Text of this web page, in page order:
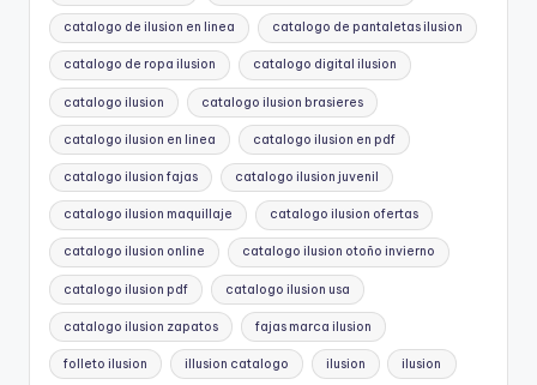
catalogo de ilusion en linea catalogo de pantaletas ilusion
catalogo de ropa ilusion catalogo digital ilusion
catalogo ilusion catalogo ilusion brasieres
catalogo ilusion en linea catalogo ilusion en pdf
catalogo ilusion fajas catalogo ilusion juvenil
catalogo ilusion maquillaje catalogo ilusion ofertas
catalogo ilusion online catalogo ilusion otoño invierno
catalogo ilusion pdf catalogo ilusion usa
catalogo ilusion zapatos fajas marca ilusion
folleto ilusion illusion catalogo ilusion ilusion